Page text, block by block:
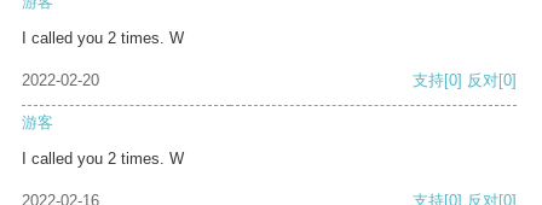
I called you 2 times. W
2022-02-20 支持[0] 反对[0]
游客
I called you 2 times. W
2022-02-16 支持[0] 反对[0]